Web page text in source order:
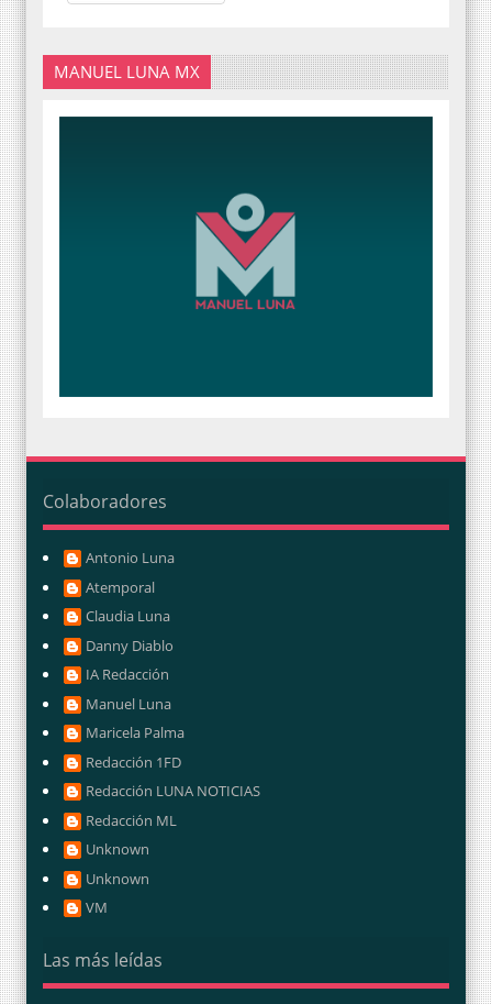
MANUEL LUNA MX
Colaboradores
Antonio Luna
Atemporal
Claudia Luna
Danny Diablo
IA Redacción
Manuel Luna
Maricela Palma
Redacción 1FD
Redacción LUNA NOTICIAS
Redacción ML
Unknown
Unknown
VM
Las más leídas